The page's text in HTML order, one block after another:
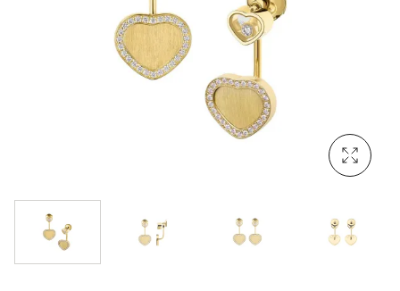
Neu bei Vogl: Cartier
Rolex Certified Pre-Owned entdecken